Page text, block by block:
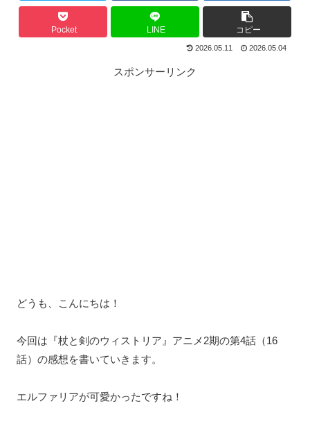
Pocket LINE コピー
2026.05.11 2026.05.04
スポンサーリンク
どうも、こんにちは！
今回は『杖と剣のウィストリア』アニメ2期の第4話（16
話）の感想を書いていきます。
エルファリアが可愛かったですね！